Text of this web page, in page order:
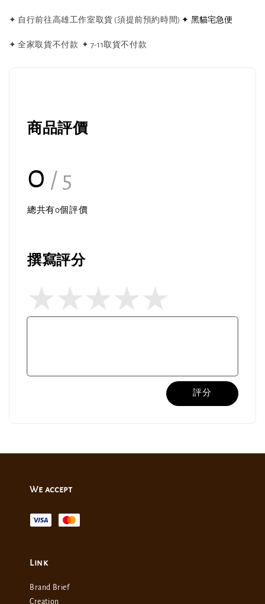
✦ 自行前往高雄工作室取貨 (須提前預約時間) ✦ 黑貓宅急便
✦ 全家取貨不付款 ✦ 7-11取貨不付款
商品評價
0 / 5
總共有0個評價
撰寫評分
評分
We accept
Link
Brand Brief
Creation